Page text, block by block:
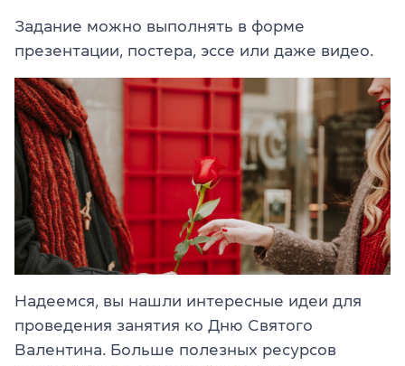
Задание можно выполнять в форме
презентации, постера, эссе или даже видео.
Надеемся, вы нашли интересные идеи для
проведения занятия ко Дню Святого
Валентина. Больше полезных ресурсов